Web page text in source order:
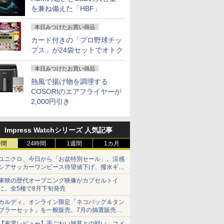
を兼ね備えた「HBF」
本日みつけたお買い得品
カード付きの「プロ野球チッ
プス」が24袋セットでオトク
本日みつけたお買い得品
熱風で揚げ物を調理する
COSORIのエアフライヤーが
2,000円引き
Impress Watchシリーズ 人気記事
24時間 1週間 1カ月
ニクロ、今日から「お盆特別セール」。涼感
アサッカーワンピース待望値下げ、撥水ギア
ョーツは1990円に
映の歴代オープニング映像がカプセルトイ
。全5種で8月下旬発売
ルディ、オンライン限定「ネコバッグ＆タン
ラーセット」を一般販売。7月の抽選販売の
選無効分